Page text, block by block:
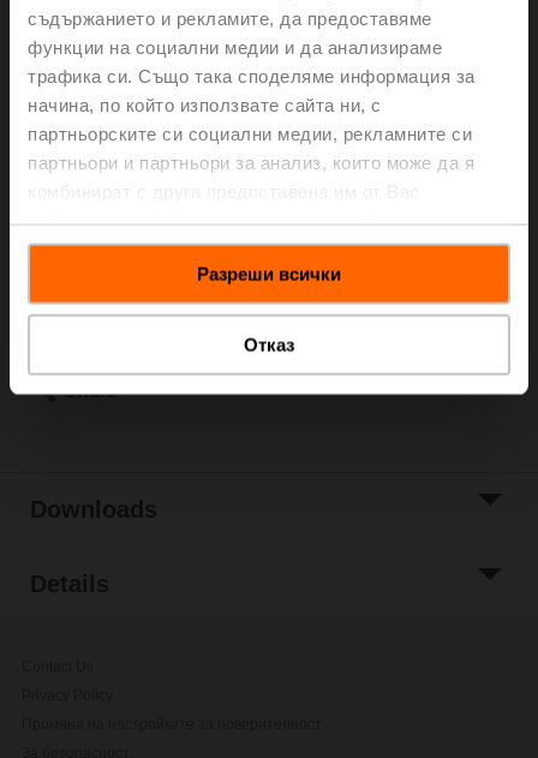
съдържанието и рекламите, да предоставяме
функции на социални медии и да анализираме
трафика си. Също така споделяме информация за
начина, по който използвате сайта ни, с
партньорските си социални медии, рекламните си
партньори и партньори за анализ, които може да я
ползването от Ваша страна на услугите им.
Разреши всички
Отказ
A-22G-A01.1
Connection adapter flex conduit, M20x1.5, for cable
Multipack 10 pcs.
ordering.
Add to Cart
Add to Project
Share
Downloads
Details